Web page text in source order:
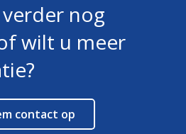
nog
wilt u meer
contact op